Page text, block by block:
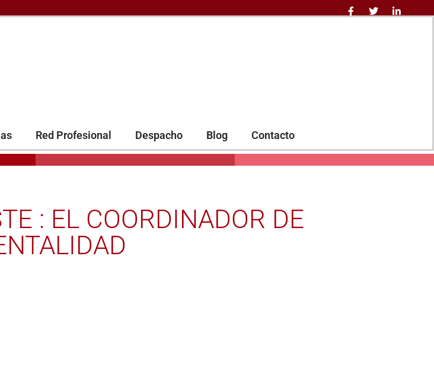
Red Profesional Despacho Blog Contacto
: EL COORDINADOR DE